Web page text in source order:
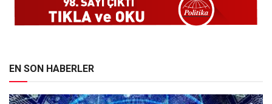
EN SON HABERLER